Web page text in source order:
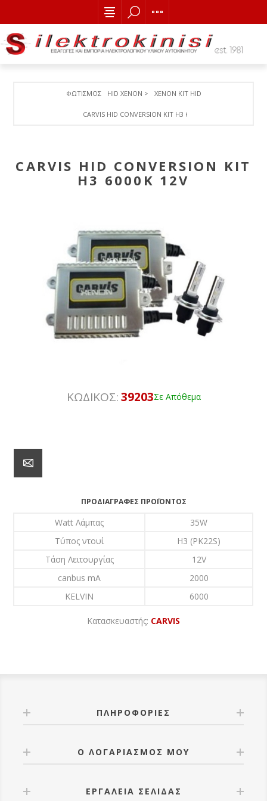
ΦΩΤΙΣΜΟΣ HID XENON > XENON ΚΙΤ HID
CARVIS HID CONVERSION KIT H3 6000K 12V
CARVIS HID CONVERSION KIT
H3 6000K 12V
ΚΩΔΙΚΟΣ:39203Σε Απόθεμα
ΠΡΟΔΙΑΓΡΑΦΈΣ ΠΡΟΪΌΝΤΟΣ
Watt Λάμπας
35W
Τύπος ντουί
H3 (PK22S)
Τάση Λειτουργίας
12V
canbus mA
2000
KELVIN
6000
Κατασκευαστής: CARVIS
ΠΛΗΡΟΦΟΡΊΕΣ
Ο ΛΟΓΑΡΙΑΣΜΌΣ ΜΟΥ
ΕΡΓΑΛΕΊΑ ΣΕΛΊΔΑΣ